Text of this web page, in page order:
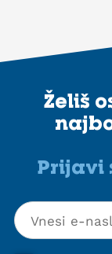
Želiš
Prijavi